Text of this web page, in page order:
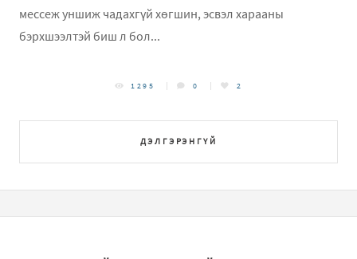
мессеж уншиж чадахгүй хөгшин, эсвэл харааны
бэрхшээлтэй биш л бол...
ДЭЛГЭРЭНГҮЙ
1295 0 2